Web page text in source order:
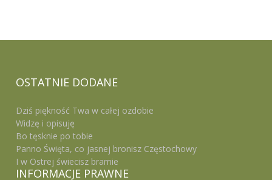
OSTATNIE DODANE
Dziś piękność Twa w całej ozdobie
Widzę i opisuję
Bo tęsknie po tobie
Panno Święta, co jasnej bronisz Częstochowy
I w Ostrej świecisz bramie
INFORMACJE PRAWNE